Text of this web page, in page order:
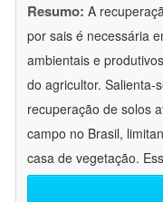
Resumo: A
por sais é necessária
ambientais e
do agricultor. Salienta-
recuperação de solos
campo no Brasil,
casa de vegetação.